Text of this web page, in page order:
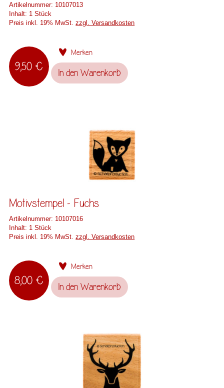
Artikelnummer: 10107013
Inhalt: 1 Stück
Preis inkl. 19% MwSt.zzgl. Versandkosten
9,50 €
Merken
In den Warenkorb
Motivstempel - Fuchs
Artikelnummer: 10107016
Inhalt: 1 Stück
Preis inkl. 19% MwSt.zzgl. Versandkosten
8,00 €
Merken
In den Warenkorb